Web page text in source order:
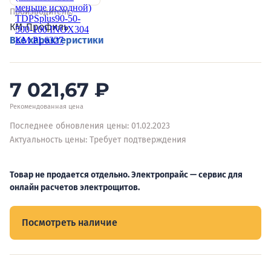
Производитель:
КМ-Профиль
Все характеристики
7 021,67 ₽
Рекомендованная цена
Последнее обновления цены: 01.02.2023
Актуальность цены: Требует подтверждения
Товар не продается отдельно. Электропрайс — сервис для
онлайн расчетов электрощитов.
Посмотреть наличие